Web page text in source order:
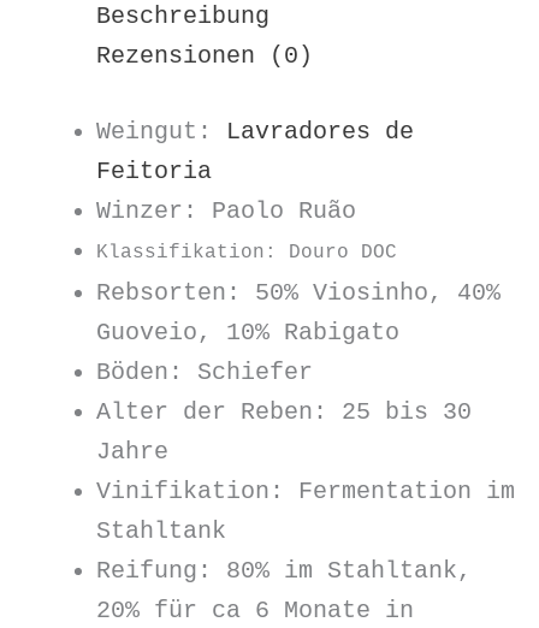
2024
Beschreibung
Rezensionen (0)
Weingut: Lavradores de
Feitoria
Winzer: Paolo Ruão
Klassifikation: Douro DOC
Rebsorten: 50% Viosinho, 40%
Guoveio, 10% Rabigato
Böden: Schiefer
Alter der Reben: 25 bis 30
Jahre
Vinifikation: Fermentation im
Stahltank
Reifung: 80% im Stahltank,
20% für ca 6 Monate in